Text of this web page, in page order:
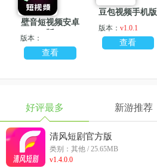
壁音短视频安卓
版本：
查看
豆包视频手机版
版本： v1.0.1
查看
好评最多 新游推荐
清风短剧官方版
类别：其他 / 25.65MB
v1.4.0.0